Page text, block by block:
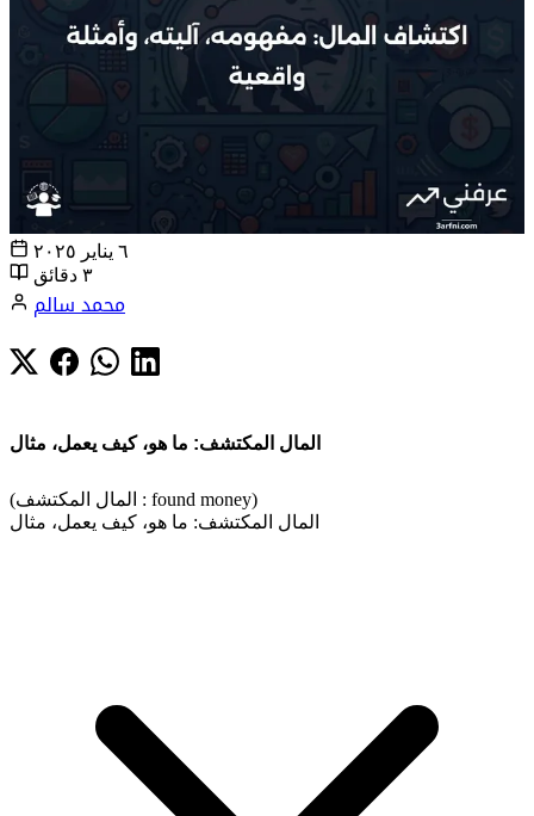
٦ يناير ٢٠٢٥
٣ دقائق
محمد سالم
المال المكتشف: ما هو، كيف يعمل، مثال
(المال المكتشف : found money)
المال المكتشف: ما هو، كيف يعمل، مثال